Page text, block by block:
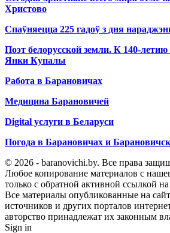
Христово
Спаўняецца 225 гадоў з дня
Поэт белорусской земли. К 140-
Янки Купалы
Работа в Барановичах
Медицина Барановичей
Digital услуги в Беларуси
Погода в Барановичах и
© 2026 - baranovichi.by. Все права
Любое копирование материалов с
только с обратной активной ссылкой
Все материалы опубликованные на
источников и других порталов
авторство принадлежат их законным
Sign in